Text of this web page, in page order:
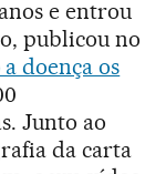
e entrou
publicou no
doença os
Junto ao
da carta